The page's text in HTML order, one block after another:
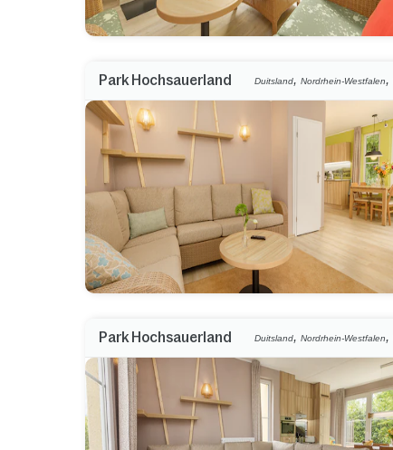
Park Hochsauerland Duitsland,Nordrhein-Westfalen,
Park Hochsauerland Duitsland,Nordrhein-Westfalen,